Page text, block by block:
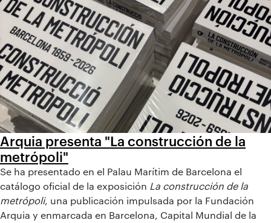
Arquia presenta "La construcción de la
metrópoli"
Se ha presentado en el Palau Marítim de Barcelona el
catálogo oficial de la exposición La construcción de la
metrópoli, una publicación impulsada por la Fundación
Arquia y enmarcada en Barcelona, Capital Mundial de la